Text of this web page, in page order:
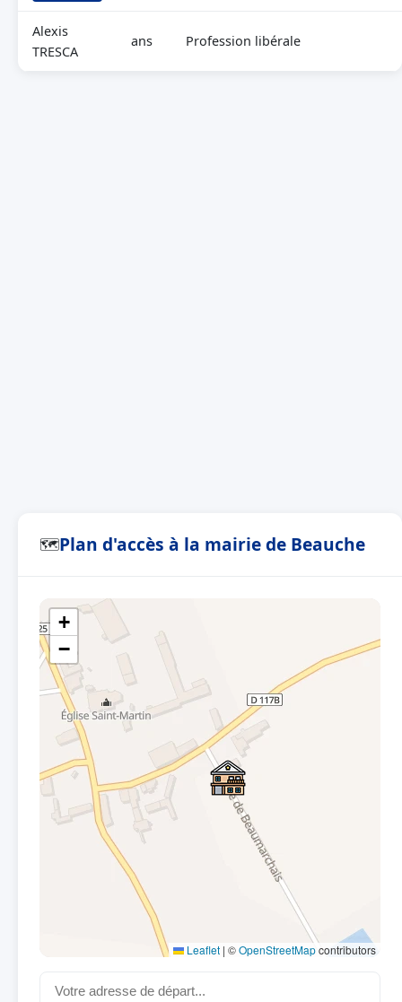
Alexis
TRESCA
ans Profession libérale
🗺Plan d'accès à la mairie de Beauche
+
−
Leaflet | ©OpenStreetMapcontributors